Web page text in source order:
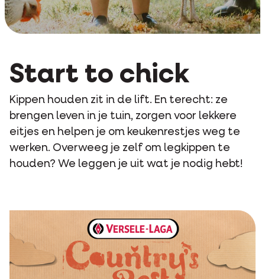
Start to chick
Kippen houden zit in de lift. En terecht: ze
brengen leven in je tuin, zorgen voor lekkere
eitjes en helpen je om keukenrestjes weg te
werken. Overweeg je zelf om legkippen te
houden? We leggen je uit wat je nodig hebt!